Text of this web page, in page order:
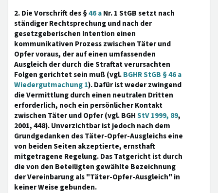
2. Die Vorschrift des §46 aNr. 1 StGB setzt nach
ständiger Rechtsprechung und nach der
gesetzgeberischen Intention einen
kommunikativen Prozess zwischen Täter und
Opfer voraus, der auf einen umfassenden
Ausgleich der durch die Straftat verursachten
Folgen gerichtet sein muß (vgl.BGHR StGB § 46 a
Wiedergutmachung 1). Dafür ist weder zwingend
die Vermittlung durch einen neutralen Dritten
erforderlich, noch ein persönlicher Kontakt
zwischen Täter und Opfer (vgl. BGHStV 1999, 89,
2001, 448). Unverzichtbar ist jedoch nach dem
Grundgedanken des Täter-Opfer-Ausgleichs eine
von beiden Seiten akzeptierte, ernsthaft
mitgetragene Regelung. Das Tatgericht ist durch
die von den Beteiligten gewählte Bezeichnung
der Vereinbarung als "Täter-Opfer-Ausgleich" in
keiner Weise gebunden.